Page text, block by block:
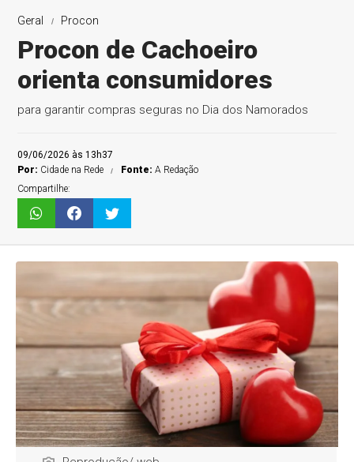
Geral Procon
Procon de Cachoeiro
orienta consumidores
para garantir compras seguras no Dia dos Namorados
09/06/2026 às 13h37
Por: Cidade na Rede Fonte:A Redação
Compartilhe: